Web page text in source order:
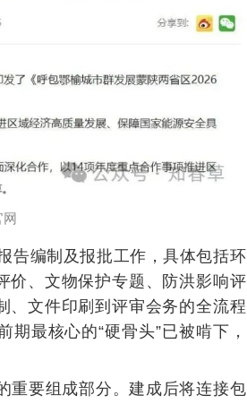
告编制及报批工作，具体包括环
价、文物保护专题、防洪影响评
、文件印刷到评审会务的全流程
最核心的“硬骨头”已被啃下，
重要组成部分。建成后将连接包